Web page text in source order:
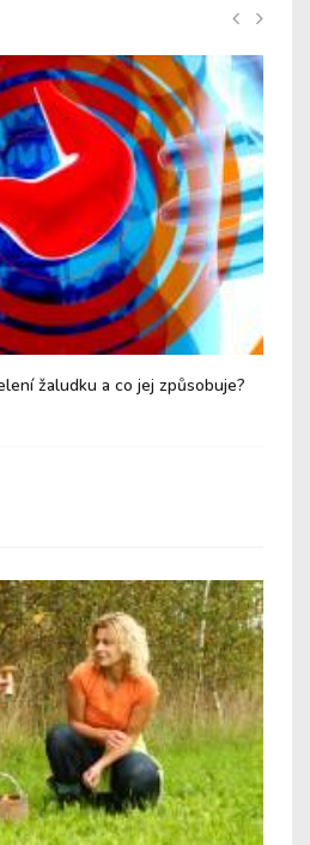
žaludku a co jej způsobuje?